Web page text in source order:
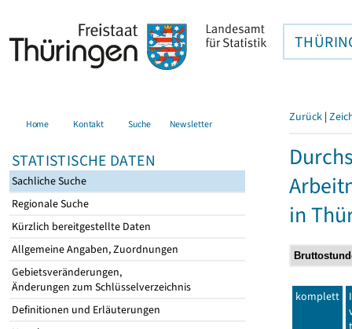
Home Kontakt Suche Newsletter
STATISTISCHE DATEN
Sachliche Suche
Regionale Suche
Kürzlich bereitgestellte Daten
Allgemeine Angaben, Zuordnungen
Gebietsveränderungen,
Änderungen zum Schlüsselverzeichnis
Definitionen und Erläuterungen
Zurück |
in
komplett